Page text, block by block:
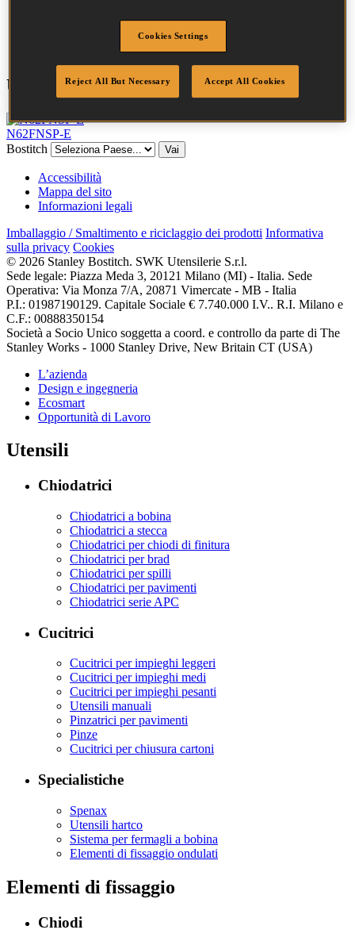
50 mm
3655
Utensili compatibili
N62FNSP-E
Bostitch
Vai
Accessibilità
Mappa del sito
Informazioni legali
Imballaggio / Smaltimento e riciclaggio dei prodotti Informativa
sulla privacy Cookies
© 2026 Stanley Bostitch. SWK Utensilerie S.r.l.
Sede legale: Piazza Meda 3, 20121 Milano (MI) - Italia. Sede
Operativa: Via Monza 7/A, 20871 Vimercate - MB - Italia
P.I.: 01987190129. Capitale Sociale € 7.740.000 I.V.. R.I. Milano e
C.F.: 00888350154
Società a Socio Unico soggetta a coord. e controllo da parte di The
Stanley Works - 1000 Stanley Drive, New Britain CT (USA)
L’azienda
Design e ingegneria
Ecosmart
Opportunità di Lavoro
Utensili
Chiodatrici
Chiodatrici a bobina
Chiodatrici a stecca
Chiodatrici per chiodi di finitura
Chiodatrici per brad
Chiodatrici per spilli
Chiodatrici per pavimenti
Chiodatrici serie APC
Cucitrici
Cucitrici per impieghi leggeri
Cucitrici per impieghi medi
Cucitrici per impieghi pesanti
Utensili manuali
Pinzatrici per pavimenti
Pinze
Cucitrici per chiusura cartoni
Specialistiche
Spenax
Utensili hartco
Sistema per fermagli a bobina
Elementi di fissaggio ondulati
Elementi di fissaggio
Chiodi
Cookies Settings
Reject All But Necessary Accept All Cookies